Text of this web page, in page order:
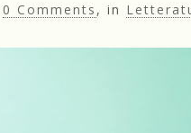
0 Comments , in